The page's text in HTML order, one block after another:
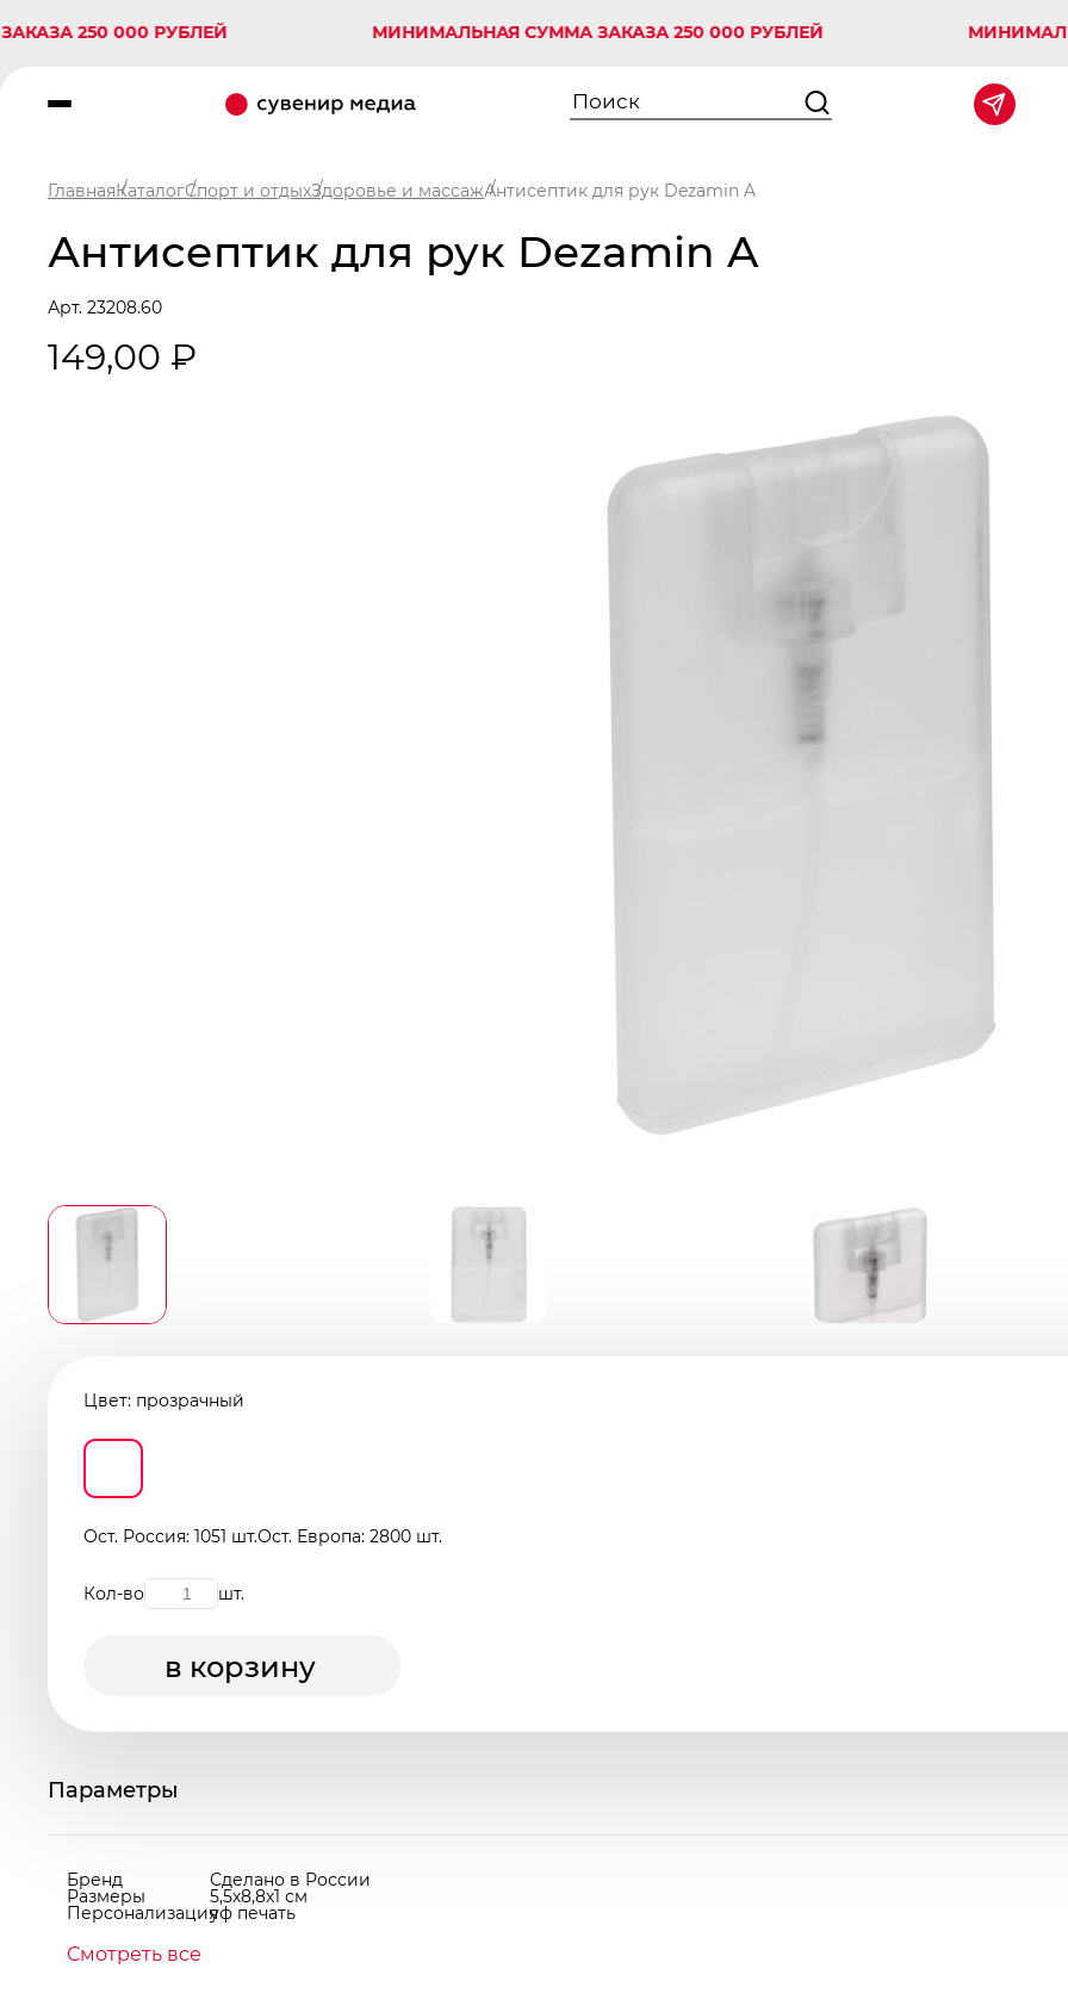
250 000 РУБЛЕЙ МИНИМАЛЬНАЯ СУММА ЗАКАЗА 250 000 РУБЛЕЙ МИНИМАЛЬНАЯ
ГлавнаяКаталогСпорт и отдыхЗдоровье и массажАнтисептик для рук Dezamin A
Антисептик для рук Dezamin A
Арт. 23208.60
149,00 ₽
Цвет: прозрачный
Ост. Россия: 1051 шт.Ост. Европа: 2800 шт.
Кол-во шт.
в корзину
Параметры
Бренд Сделано в России
Размеры 5,5х8,8х1 см
Персонализацияуф печать
Смотреть все